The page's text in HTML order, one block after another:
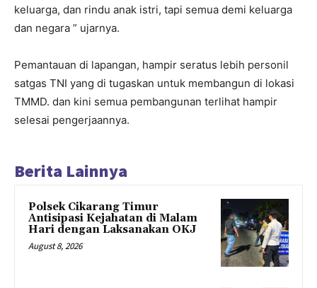
keluarga, dan rindu anak istri, tapi semua demi keluarga
dan negara ” ujarnya.
Pemantauan di lapangan, hampir seratus lebih personil
satgas TNI yang di tugaskan untuk membangun di lokasi
TMMD. dan kini semua pembangunan terlihat hampir
selesai pengerjaannya.
Berita Lainnya
Polsek Cikarang Timur
Antisipasi Kejahatan di Malam
Hari dengan Laksanakan OKJ
August 8, 2026